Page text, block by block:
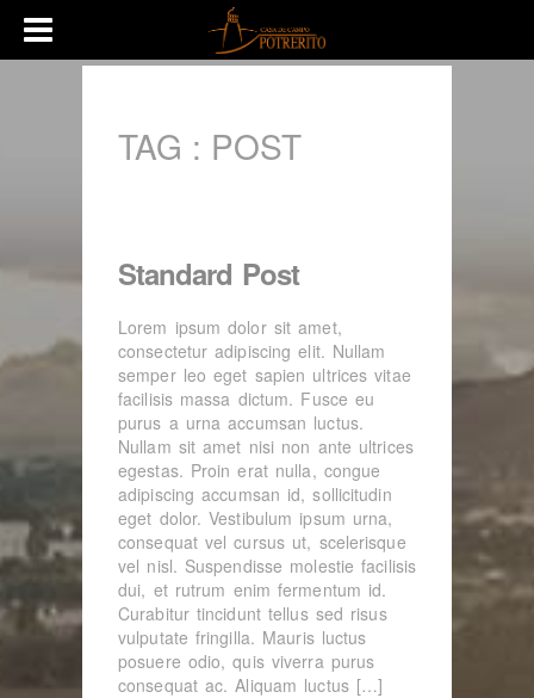
TAG : POST
Standard Post
Lorem ipsum dolor sit amet,
consectetur adipiscing elit. Nullam
semper leo eget sapien ultrices vitae
facilisis massa dictum. Fusce eu
purus a urna accumsan luctus.
Nullam sit amet nisi non ante ultrices
egestas. Proin erat nulla, congue
adipiscing accumsan id, sollicitudin
eget dolor. Vestibulum ipsum urna,
consequat vel cursus ut, scelerisque
vel nisl. Suspendisse molestie facilisis
dui, et rutrum enim fermentum id.
Curabitur tincidunt tellus sed risus
vulputate fringilla. Mauris luctus
posuere odio, quis viverra purus
consequat ac. Aliquam luctus […]